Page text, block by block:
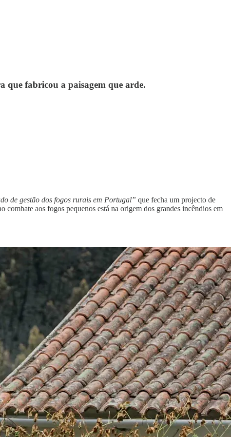
que fabricou a paisagem que arde.
de gestão dos fogos rurais em Portugal” que fecha um projecto de
aos fogos pequenos está na origem dos grandes incêndios em